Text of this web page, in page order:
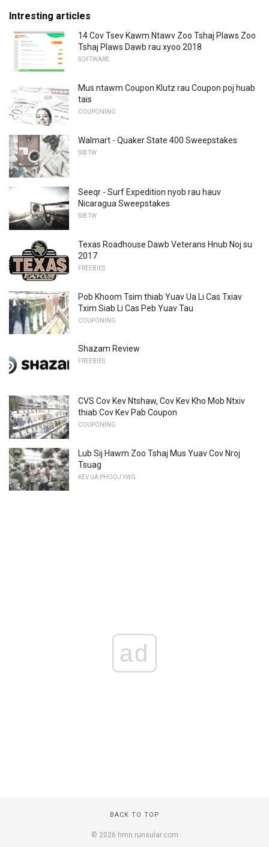
Intresting articles
14 Cov Tsev Kawm Ntawv Zoo Tshaj Plaws Zoo
Tshaj Plaws Dawb rau xyoo 2018
SOFTWARE
Mus ntawm Coupon Klutz rau Coupon poj huab
tais
COUPONING
Walmart - Quaker State 400 Sweepstakes
SIB TW
Seeqr - Surf Expedition nyob rau hauv
Nicaragua Sweepstakes
SIB TW
Texas Roadhouse Dawb Veterans Hnub Noj su
2017
FREEBIES
Pob Khoom Tsim thiab Yuav Ua Li Cas Txiav
Txim Siab Li Cas Peb Yuav Tau
COUPONING
Shazam Review
FREEBIES
CVS Cov Kev Ntshaw, Cov Kev Kho Mob Ntxiv
thiab Cov Kev Pab Coupon
COUPONING
Lub Sij Hawm Zoo Tshaj Mus Yuav Cov Nroj
Tsuag
KEV UA PHOOJ YWG
ad
BACK TO TOP
© 2026 hmn.runsular.com